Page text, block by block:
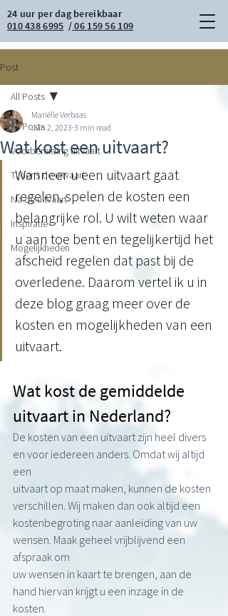
010 438 6995 /06 159 56 109
24 uur per dag bereikbaar
Post
All Posts
Voorbereiding uitvaart
Tijdens de uitvaart
Na de uitvaart
Inspiratie
Mogelijkheden
All Posts
Wat kost een uitvaart?
Mariëlle Verbaas
Jun 2, 2023 3 min read
Wanneer u een uitvaart gaat
regelen, spelen de kosten een
belangrijke rol. U wilt weten waar
u aan toe bent en tegelijkertijd het
afscheid regelen dat past bij de
overledene. Daarom vertel ik u in
deze blog graag meer over de
kosten en mogelijkheden van een
uitvaart.
Wat kost de gemiddelde
uitvaart in Nederland?
De kosten van een uitvaart zijn heel divers
en voor iedereen anders. Omdat wij altijd
een
uitvaart op maat maken, kunnen de kosten
verschillen. Wij maken dan ook altijd een
kostenbegroting naar aanleiding van uw
wensen. Maak geheel vrijblijvend een
afspraak om
uw wensen in kaart te brengen, aan de
hand hiervan krijgt u een inzage in de
kosten.